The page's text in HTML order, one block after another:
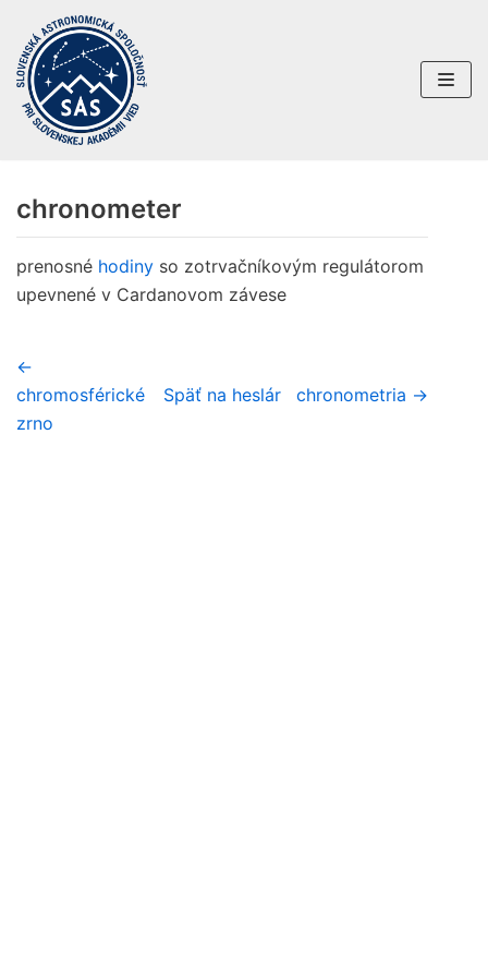
Preskočiť
na
obsah
chronometer
prenosné hodiny so zotrvačníkovým regulátorom
upevnené v Cardanovom závese
←
chromosférické
zrno
Späť na heslár chronometria →